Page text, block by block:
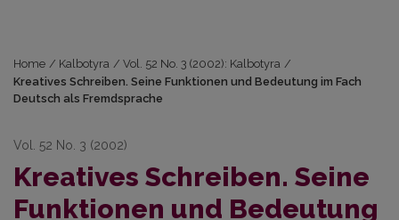
Home / Kalbotyra / Vol. 52 No. 3 (2002): Kalbotyra /
Kreatives Schreiben. Seine Funktionen und Bedeutung im Fach
Deutsch als Fremdsprache
Vol. 52 No. 3 (2002)
Kreatives Schreiben. Seine
Funktionen und Bedeutung